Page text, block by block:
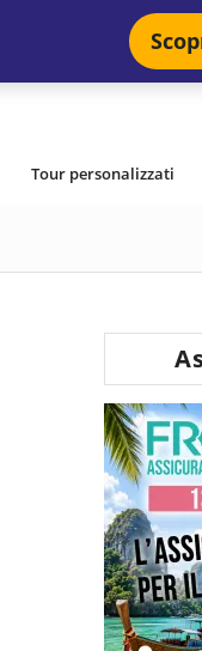
Tour personalizzati